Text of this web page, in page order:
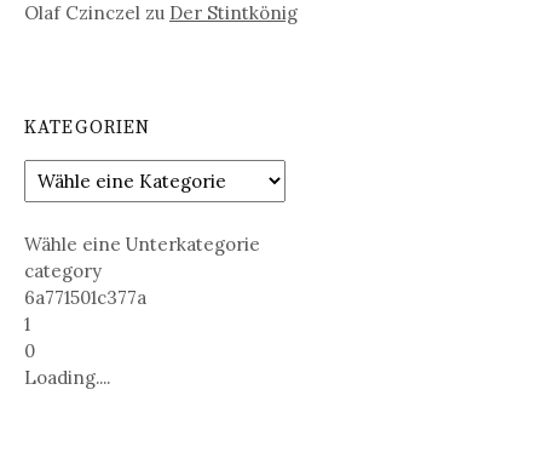
Olaf Czinczel zu Der Stintkönig
KATEGORIEN
Wähle eine Unterkategorie
category
6a771501c377a
1
0
Loading....